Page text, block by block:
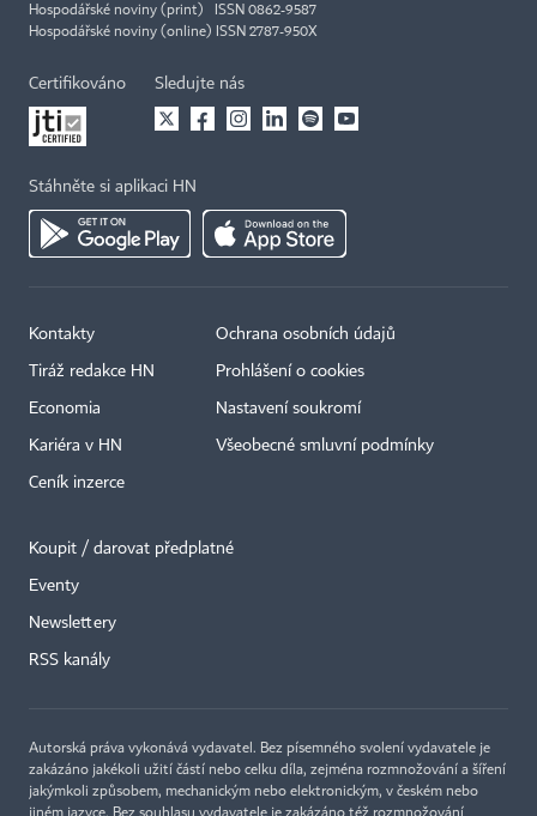
Hospodářské noviny (print) ISSN 0862-9587
Hospodářské noviny (online) ISSN 2787-950X
Certifikováno Sledujte nás
Stáhněte si aplikaci HN
Kontakty
Tiráž redakce HN
Economia
Kariéra v HN
Ceník inzerce
Ochrana osobních údajů
Prohlášení o cookies
Nastavení soukromí
Všeobecné smluvní podmínky
Koupit / darovat předplatné
Eventy
Newslettery
RSS kanály
Autorská práva vykonává vydavatel. Bez písemného svolení vydavatele je
zakázáno jakékoli užití částí nebo celku díla, zejména rozmnožování a šíření
jakýmkoli způsobem, mechanickým nebo elektronickým, v českém nebo
jiném jazyce. Bez souhlasu vydavatele je zakázáno též rozmnožování